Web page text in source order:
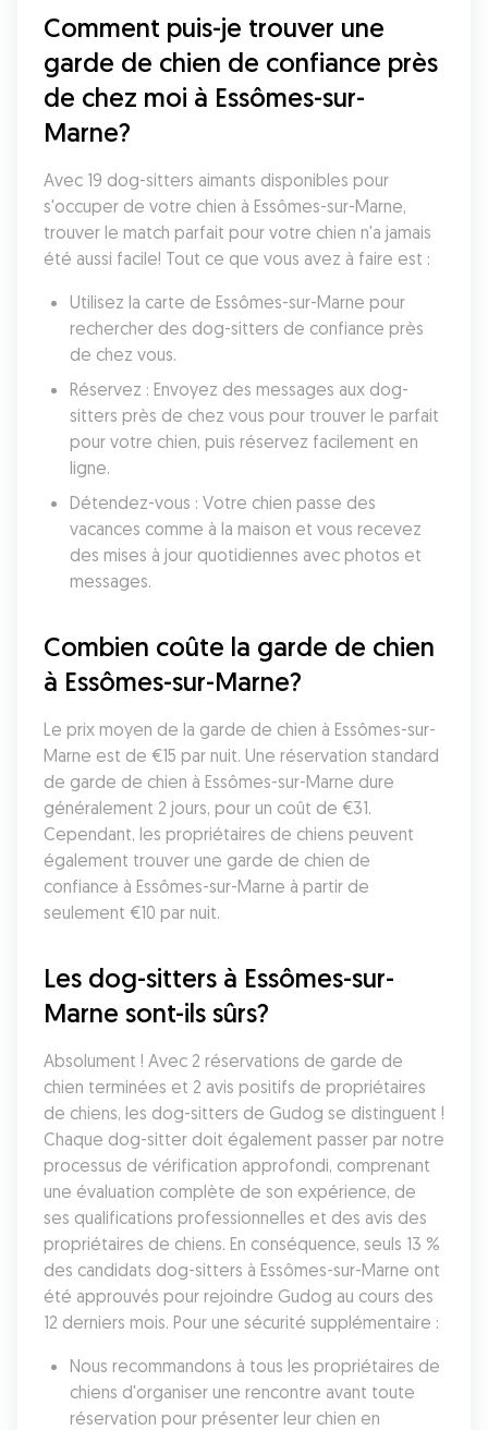
Comment puis-je trouver une
garde de chien de confiance près
de chez moi à Essômes-sur-
Marne?
Avec 19 dog-sitters aimants disponibles pour
s'occuper de votre chien à Essômes-sur-Marne,
trouver le match parfait pour votre chien n'a jamais
été aussi facile! Tout ce que vous avez à faire est :
Utilisez la carte de Essômes-sur-Marne pour
rechercher des dog-sitters de confiance près
de chez vous.
Réservez : Envoyez des messages aux dog-
sitters près de chez vous pour trouver le parfait
pour votre chien, puis réservez facilement en
ligne.
Détendez-vous : Votre chien passe des
vacances comme à la maison et vous recevez
des mises à jour quotidiennes avec photos et
messages.
Combien coûte la garde de chien
à Essômes-sur-Marne?
Le prix moyen de la garde de chien à Essômes-sur-
Marne est de €15 par nuit. Une réservation standard
de garde de chien à Essômes-sur-Marne dure
généralement 2 jours, pour un coût de €31.
Cependant, les propriétaires de chiens peuvent
également trouver une garde de chien de
confiance à Essômes-sur-Marne à partir de
seulement €10 par nuit.
Les dog-sitters à Essômes-sur-
Marne sont-ils sûrs?
Absolument ! Avec 2 réservations de garde de
chien terminées et 2 avis positifs de propriétaires
de chiens, les dog-sitters de Gudog se distinguent !
Chaque dog-sitter doit également passer par notre
processus de vérification approfondi, comprenant
une évaluation complète de son expérience, de
ses qualifications professionnelles et des avis des
propriétaires de chiens. En conséquence, seuls 13 %
des candidats dog-sitters à Essômes-sur-Marne ont
été approuvés pour rejoindre Gudog au cours des
12 derniers mois. Pour une sécurité supplémentaire :
Nous recommandons à tous les propriétaires de
chiens d'organiser une rencontre avant toute
réservation pour présenter leur chien en